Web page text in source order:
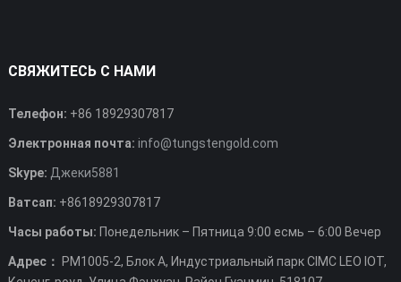
СВЯЖИТЕСЬ С НАМИ
Телефон: +86 18929307817
Электронная почта: info@tungstengold.com
Skype: Джеки5881
Ватсап: +8618929307817
Часы работы: Понедельник – Пятница 9:00 есмь – 6:00 Вечер
Адрес：
РМ1005-2, Блок А, Индустриальный парк CIMC LEO IOT,